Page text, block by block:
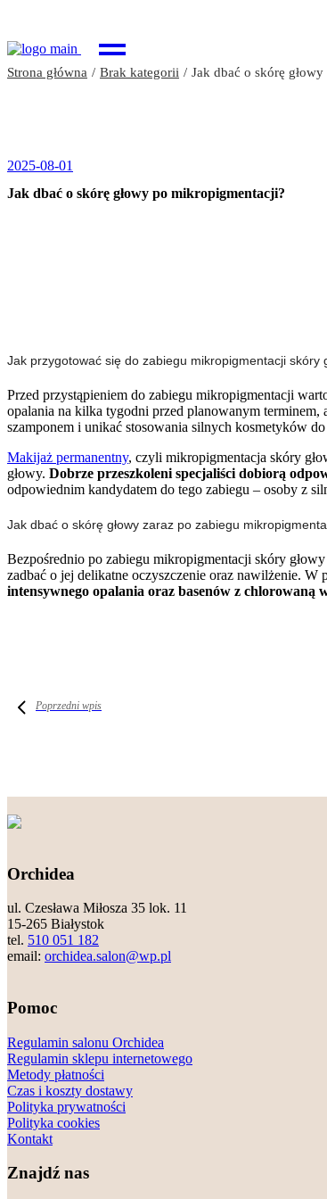
Strona główna Brak kategorii Jak dbać o skórę
2025-08-01
Jak dbać o skórę głowy po mikropigmentacji?
Jak przygotować się do zabiegu mikropigmentacji skóry
Przed przystąpieniem do zabiegu mikropigmentacji
opalania na kilka tygodni przed planowanym terminem,
szamponem i unikać stosowania silnych kosmetyków
Makijaż permanentny, czyli mikropigmentacja skóry
głowy. Dobrze przeszkoleni specjaliści dobiorą
odpowiednim kandydatem do tego zabiegu – osoby z
Jak dbać o skórę głowy zaraz po zabiegu
Bezpośrednio po zabiegu mikropigmentacji skóry
zadbać o jej delikatne oczyszczenie oraz nawilżenie. W
intensywnego opalania oraz basenów z chlorowaną
Poprzedni wpis
Orchidea
ul. Czesława Miłosza 35 lok. 11
15-265 Białystok
tel. 510 051 182
email: orchidea.salon@wp.pl
Pomoc
Regulamin salonu Orchidea
Regulamin sklepu internetowego
Metody płatności
Czas i koszty dostawy
Polityka prywatności
Polityka cookies
Kontakt
Znajdź nas